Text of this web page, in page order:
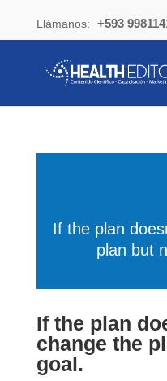
Llámanos: +593
If the plan
plan but
If the plan
change the
goal.